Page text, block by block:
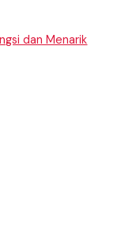
dan Menarik